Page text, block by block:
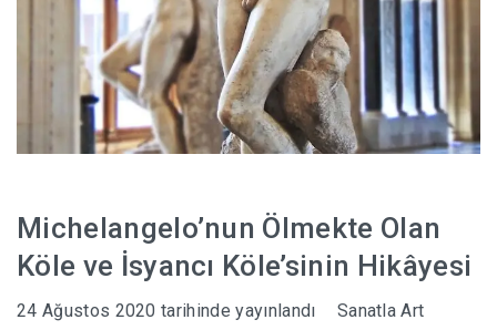
Michelangelo’nun Ölmekte Olan
Köle ve İsyancı Köle’sinin Hikâyesi
24 Ağustos 2020 tarihinde yayınlandı
Sanatla Art